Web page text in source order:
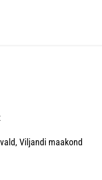
Viljandi maakond